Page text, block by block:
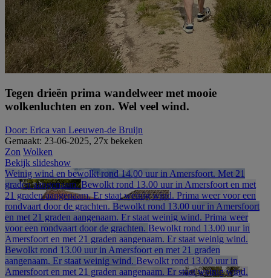
Tegen drieën prima wandelweer met mooie
wolkenluchten en zon. Wel veel wind.
Door: Erica van Leeuwen-de Bruijn
Gemaakt: 23-06-2025, 27x bekeken
Zon Wolken
Bekijk slideshow
Weinig wind en bewolkt rond 14.00 uur in Amersfoort. Met 21
graden aangenaam. Bewolkt rond 13.00 uur in Amersfoort en met
21 graden aangenaam. Er staat weinig wind. Prima weer voor een
rondvaart door de grachten. Bewolkt rond 13.00 uur in Amersfoort
en met 21 graden aangenaam. Er staat weinig wind. Prima weer
voor een rondvaart door de grachten. Bewolkt rond 13.00 uur in
Amersfoort en met 21 graden aangenaam. Er staat weinig wind.
Bewolkt rond 13.00 uur in Amersfoort en met 21 graden
aangenaam. Er staat weinig wind. Bewolkt rond 13.00 uur in
Amersfoort en met 21 graden aangenaam. Er staat weinig wind.